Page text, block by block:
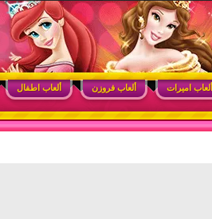
للبنات
ألعاب اميرات ألعاب فروزن ألعاب اطفال